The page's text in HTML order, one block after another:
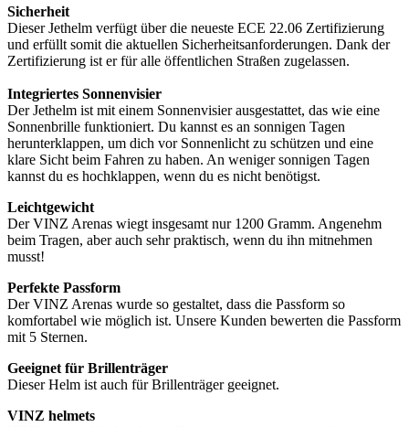
Sicherheit
Dieser Jethelm verfügt über die neueste ECE 22.06 Zertifizierung
und erfüllt somit die aktuellen Sicherheitsanforderungen. Dank der
Zertifizierung ist er für alle öffentlichen Straßen zugelassen.
Integriertes Sonnenvisier
Der Jethelm ist mit einem Sonnenvisier ausgestattet, das wie eine
Sonnenbrille funktioniert. Du kannst es an sonnigen Tagen
herunterklappen, um dich vor Sonnenlicht zu schützen und eine
klare Sicht beim Fahren zu haben. An weniger sonnigen Tagen
kannst du es hochklappen, wenn du es nicht benötigst.
Leichtgewicht
Der VINZ Arenas wiegt insgesamt nur 1200 Gramm. Angenehm
beim Tragen, aber auch sehr praktisch, wenn du ihn mitnehmen
musst!
Perfekte Passform
Der VINZ Arenas wurde so gestaltet, dass die Passform so
komfortabel wie möglich ist. Unsere Kunden bewerten die Passform
mit 5 Sternen.
Geeignet für Brillenträger
Dieser Helm ist auch für Brillenträger geeignet.
VINZ helmets